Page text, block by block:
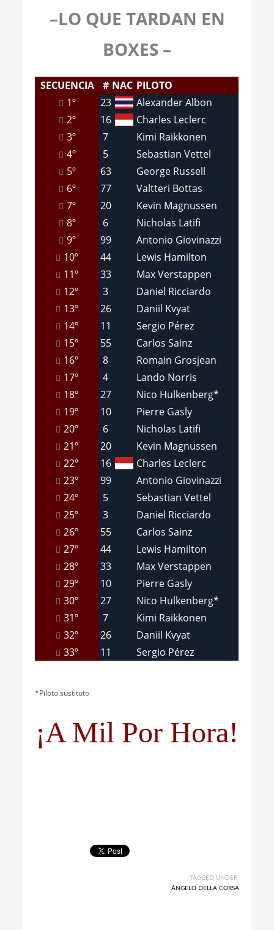
–LO QUE TARDAN EN
BOXES –
SECUENCIA # NAC PILOTO
1º
23
Alexander Albon
2º
16
Charles Leclerc
3º
7
Kimi Raikkonen
4º
5
Sebastian Vettel
5º
63
George Russell
6º
77
Valtteri Bottas
7º
20
Kevin Magnussen
8º
6
Nicholas Latifi
9º
99
Antonio Giovinazzi
10º
44
Lewis Hamilton
11º
33
Max Verstappen
12º
3
Daniel Ricciardo
13º
26
Daniil Kvyat
14º
11
Sergio Pérez
15º
55
Carlos Sainz
16º
8
Romain Grosjean
17º
4
Lando Norris
18º
27
Nico Hulkenberg*
19º
10
Pierre Gasly
20º
6
Nicholas Latifi
21º
20
Kevin Magnussen
22º
16
Charles Leclerc
23º
99
Antonio Giovinazzi
24º
5
Sebastian Vettel
25º
3
Daniel Ricciardo
26º
55
Carlos Sainz
27º
44
Lewis Hamilton
28º
33
Max Verstappen
29º
10
Pierre Gasly
30º
27
Nico Hulkenberg*
31º
7
Kimi Raikkonen
32º
26
Daniil Kvyat
33º
11 Sergio Pérez
*Piloto sustituto
¡A Mil Por Hora!
TAGGED UNDER:
ÁNGELO DELLA CORSA